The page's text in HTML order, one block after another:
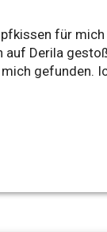
für
Derila
gefunden.